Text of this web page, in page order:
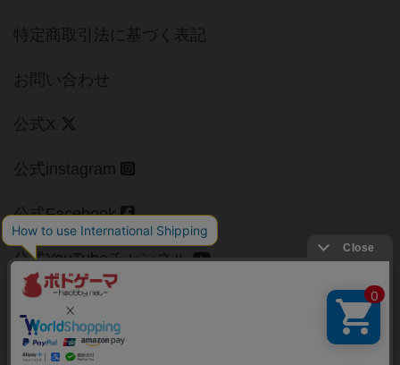
特定商取引法に基づく表記
お問い合わせ
公式X
公式instagram
公式Facebook
公式YouTubeチャンネル